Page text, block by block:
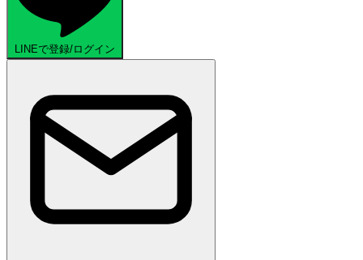
LINEで登録/ログイン